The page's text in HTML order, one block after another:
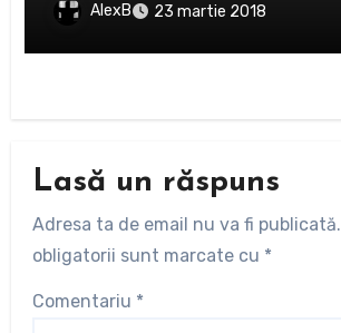
AlexB 23 martie 2018
Lasă un răspuns
Adresa ta de email nu va fi publicată.
obligatorii sunt marcate cu *
Comentariu *